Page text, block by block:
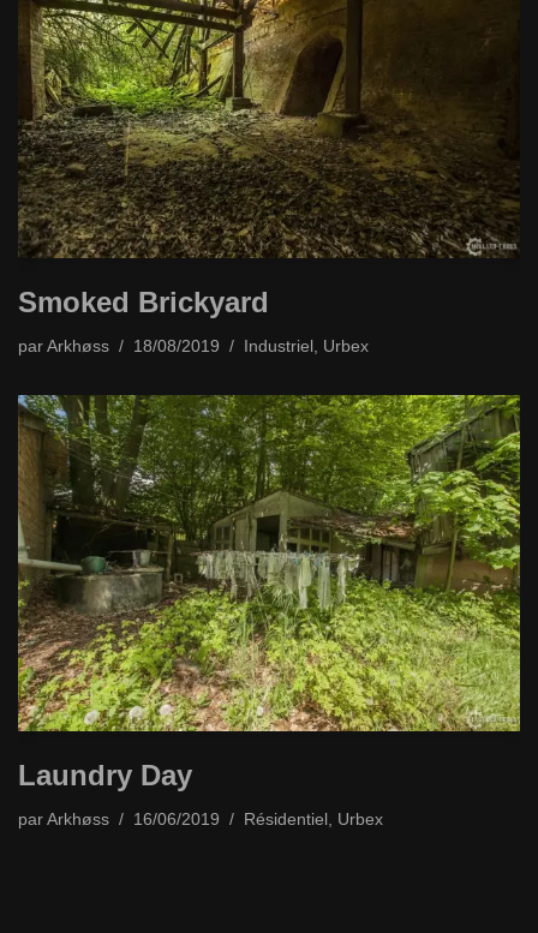
Smoked Brickyard
par Arkhøss 18/08/2019 Industriel Urbex
Laundry Day
par Arkhøss 16/06/2019 Résidentiel Urbex